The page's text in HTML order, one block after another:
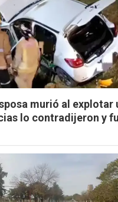
murió al explotar
lo contradijeron y